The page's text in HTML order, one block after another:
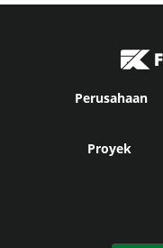
Perusahaan
Proyek